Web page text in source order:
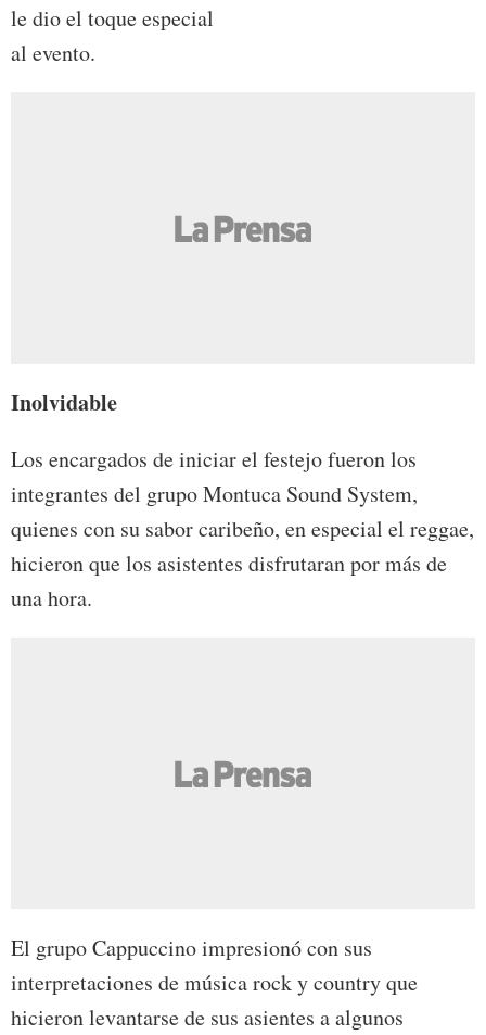
le dio el toque especial
al evento.
Inolvidable
Los encargados de iniciar el festejo fueron los
integrantes del grupo Montuca Sound System,
quienes con su sabor caribeño, en especial el reggae,
hicieron que los asistentes disfrutaran por más de
una hora.
El grupo Cappuccino impresionó con sus
interpretaciones de música rock y country que
hicieron levantarse de sus asientes a algunos